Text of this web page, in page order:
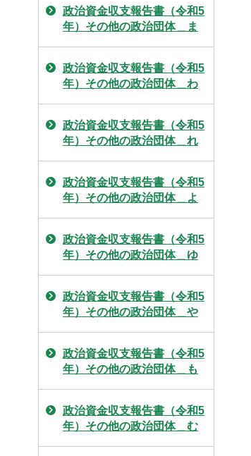
政治資金収支報告書（令和5
年）その他の政治団体＿ま
政治資金収支報告書（令和5
年）その他の政治団体＿わ
政治資金収支報告書（令和5
年）その他の政治団体＿れ
政治資金収支報告書（令和5
年）その他の政治団体＿よ
政治資金収支報告書（令和5
年）その他の政治団体＿ゆ
政治資金収支報告書（令和5
年）その他の政治団体＿や
政治資金収支報告書（令和5
年）その他の政治団体＿も
政治資金収支報告書（令和5
年）その他の政治団体＿む